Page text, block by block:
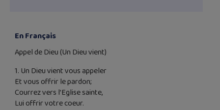
En Français
Appel de Dieu (Un Dieu vient)
1. Un Dieu vient vous appeler
Et vous offrir le pardon;
Courrez vers l’Eglise sainte,
Lui offrir votre coeur.